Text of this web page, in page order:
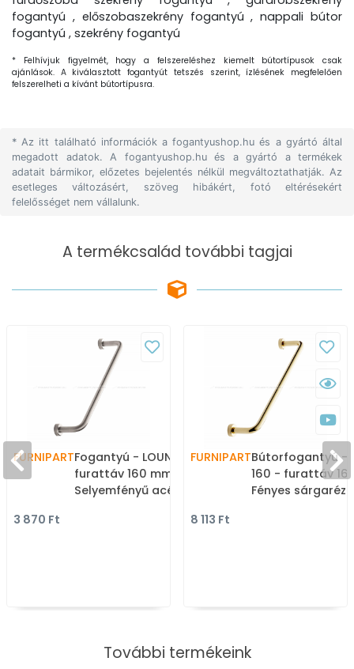
fogantyú , előszobaszekrény fogantyú , nappali bútor
fogantyú , szekrény fogantyú
* Felhívjuk figyelmét, hogy a felszereléshez kiemelt bútortípusok csak
ajánlások. A kiválasztott fogantyút tetszés szerint, ízlésének megfelelően
felszerelheti a kívánt bútortípusra.
* Az itt található információk a fogantyushop.hu és a gyártó által
megadott adatok. A fogantyushop.hu és a gyártó a termékek
adatait bármikor, előzetes bejelentés nélkül megváltoztathatják. Az
esetleges változásért, szöveg hibákért, fotó eltérésekért
felelősséget nem vállalunk.
A termékcsalád további tagjai
FURNIPARTFogantyú - LOUNGE 160 -
furattáv 160 mm -
Selyemfényű acél 25 -
3 870 Ft
FURNIPARTBútorfogantyú -
160 - furattáv
Fényes sárgaréz
8 113 Ft
További termékeink